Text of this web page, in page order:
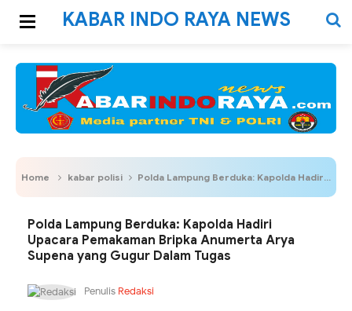
KABAR INDO RAYA NEWS
Home kabar polisi Polda Lampung Berduka: Kapolda Hadiri Upacara Pemakaman Bripka Anumerta Arya Supena yang Gugur Dalam Tugas
Polda Lampung Berduka: Kapolda Hadiri
Upacara Pemakaman Bripka Anumerta Arya
Supena yang Gugur Dalam Tugas
Penulis Redaksi